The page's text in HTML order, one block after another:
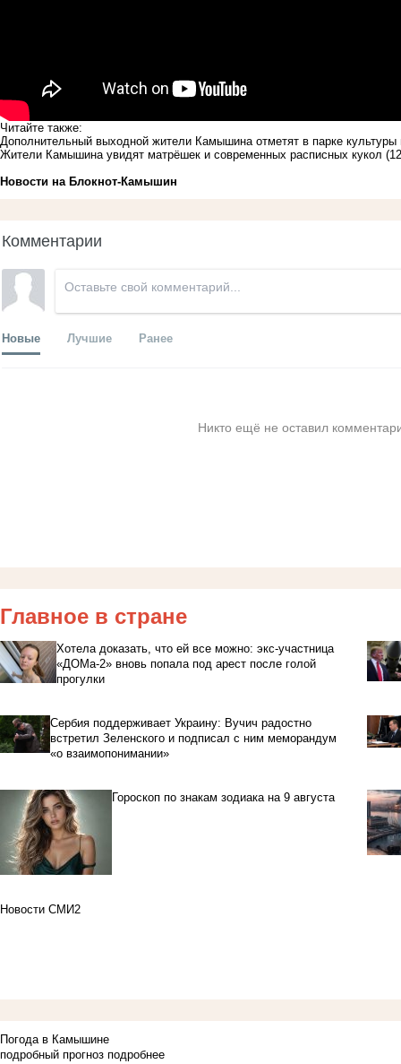
Читайте также:
Дополнительный выходной жители Камышина отметят в парке культуры
Жители Камышина увидят матрёшек и современных расписных кукол
Новости на Блoкнoт-Камышин
Комментарии
Новые Лучшие Ранее
Никто ещё не оставил
Главное в стране
Хотела доказать, что ей все можно: экс-участница
«ДОМа-2» вновь попала под арест после голой
прогулки
Сербия поддерживает Украину: Вучич радостно
встретил Зеленского и подписал с ним меморандум
«о взаимопонимании»
Гороскоп по знакам зодиака на 9 августа
Новости СМИ2
Погода в Камышине
подробный прогноз подробнее